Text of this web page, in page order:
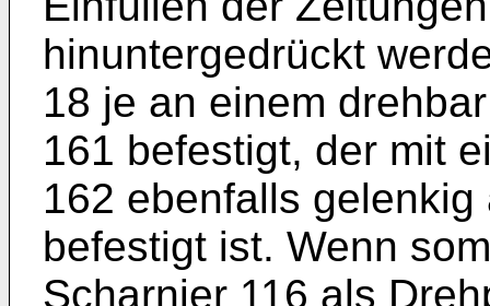
hinuntergedrückt
18 je an einem
161 befestigt, der mit
162 ebenfalls
befestigt ist. Wenn
Scharnier 116 als